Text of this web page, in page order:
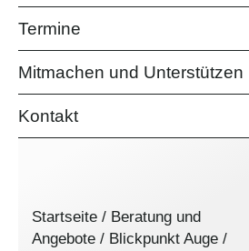
Termine
Mitmachen und Unterstützen
Kontakt
Startseite / Beratung und
Angebote / Blickpunkt Auge /